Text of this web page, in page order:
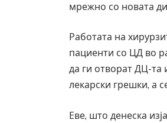
мрежно со новата
Работата на
пациенти со ЦД во
да ги отворат ДЦ-та
лекарски грешки, а
Еве, што денеска